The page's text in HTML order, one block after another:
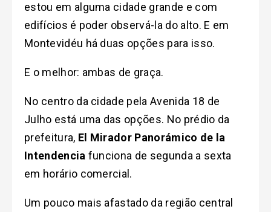
estou em alguma cidade grande e com
edifícios é poder observá-la do alto. E em
Montevidéu há duas opções para isso.
E o melhor: ambas de graça.
No centro da cidade pela Avenida 18 de
Julho está uma das opções. No prédio da
prefeitura, El Mirador Panorámico de la
Intendencia funciona de segunda a sexta
em horário comercial.
Um pouco mais afastado da região central